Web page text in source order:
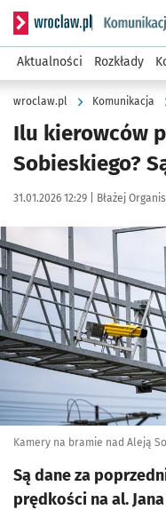
Serwis informacyjny
Aktualności Rozkłady
wroclaw.pl Komunikacja
Ilu kierowców
Sobieskiego?
Data publikacji:
31.01.2026 12:29 | Autor:
Błażej
Kliknij, aby powiększyć
Kamery na bramie nad Aleją
Są dane za
prędkości na al.